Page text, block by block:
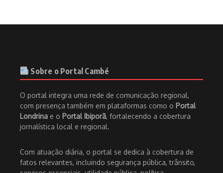
Sobre o Portal Cambé
O portal integra uma rede de comunicação regional,
com presença também em plataformas como o Portal
Londrina e o Portal Ibiporã, fortalecendo a cobertura
jornalística local e regional.
Com atuação diária, o portal se dedica à cobertura de
fatos relevantes, incluindo segurança pública, trânsito,